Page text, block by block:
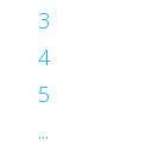
3
4
5
...